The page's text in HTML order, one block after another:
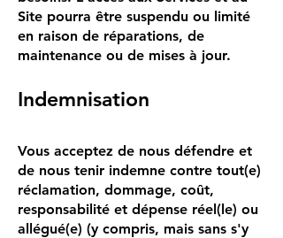
Site pourra être suspendu ou limité
en raison de réparations, de
maintenance ou de mises à jour.
Indemnisation
Vous acceptez de nous défendre et
de nous tenir indemne contre tout(e)
réclamation, dommage, coût,
responsabilité et dépense réel(le) ou
allégué(e) (y compris, mais sans s'y